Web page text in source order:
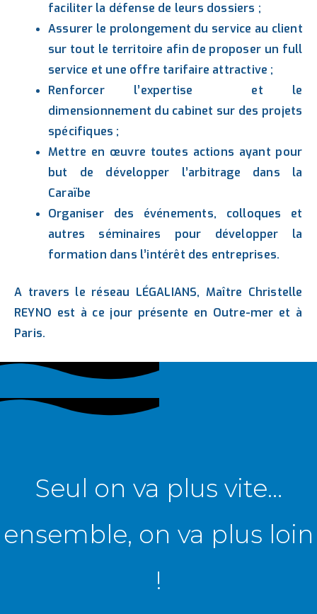
faciliter la défense de leurs dossiers ;
Assurer le prolongement du service au client
sur tout le territoire afin de proposer un full
service et une offre tarifaire attractive ;
Renforcer l’expertise et le
dimensionnement du cabinet sur des projets
spécifiques ;
Mettre en œuvre toutes actions ayant pour
but de développer l’arbitrage dans la
Caraïbe
Organiser des événements, colloques et
autres séminaires pour développer la
formation dans l’intérêt des entreprises.
A travers le réseau LÉGALIANS, Maître Christelle
REYNO est à ce jour présente en Outre-mer et à
Paris.
Seul on va plus vite…
ensemble, on va plus loin
!